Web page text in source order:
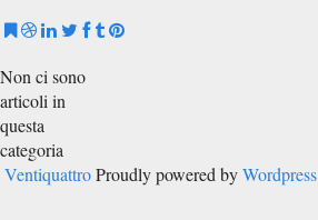
Non ci sono
articoli in
questa
categoria
Ventiquattro Proudly powered byWordpress